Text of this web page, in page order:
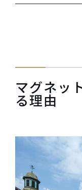
マグネッ
る理由